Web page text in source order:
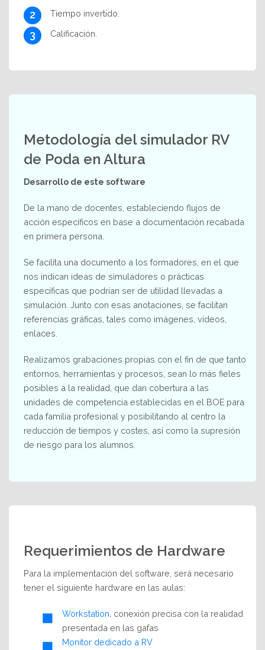
Tiempo invertido.
Calificación.
Metodología del simulador RV
de Poda en Altura
Desarrollo de este software
De la mano de docentes, estableciendo flujos de
acción específicos en base a documentación recabada
en primera persona.
Se facilita una documento a los formadores, en el que
nos indican ideas de simuladores o prácticas
específicas que podrían ser de utilidad llevadas a
simulación. Junto con esas anotaciones, se facilitan
referencias gráficas, tales como imágenes, vídeos,
enlaces.
Realizamos grabaciones propias con el fin de que tanto
entornos, herramientas y procesos, sean lo más fieles
posibles a la realidad, que dan cobertura a las
unidades de competencia establecidas en el BOE para
cada familia profesional y posibilitando al centro la
reducción de tiempos y costes, así como la supresión
de riesgo para los alumnos.
Requerimientos de Hardware
Para la implementación del software, será necesario
tener el siguiente hardware en las aulas:
Workstation , conexión precisa con la realidad
presentada en las gafas
Monitor dedicado a RV